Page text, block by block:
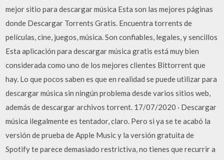
mejor sitio para descargar música Esta son las mejores páginas
donde Descargar Torrents Gratis. Encuentra torrents de
películas, cine, juegos, música. Son confiables, legales, y sencillos
Esta aplicación para descargar música gratis está muy bien
considerada como uno de los mejores clientes Bittorrent que
hay. Lo que pocos saben es que en realidad se puede utilizar para
descargar música sin ningún problema desde varios sitios web,
además de descargar archivos torrent. 17/07/2020 · Descargar
música ilegalmente es tentador, claro. Pero si ya se te acabó la
versión de prueba de Apple Music y la versión gratuita de
Spotify te parece demasiado restrictiva, no tienes que recurrir a